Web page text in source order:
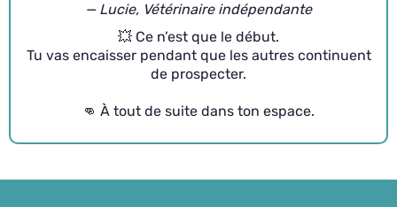
— Lucie, Vétérinaire indépendante
💥 Ce n’est que le début.
Tu vas encaisser pendant que les autres continuent
de prospecter.
👊 À tout de suite dans ton espace.